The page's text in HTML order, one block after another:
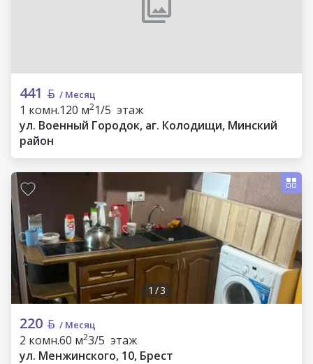
441 / Месяц
1 комн.120 м21/5 этаж
ул. Военный Городок, аг. Колодищи, Минский
район
1 /3
220 / Месяц
2 комн.60 м23/5 этаж
ул. Менжинского, 10, Брест